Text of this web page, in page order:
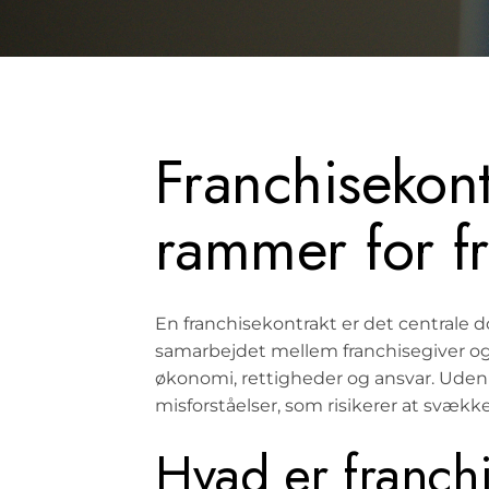
rammer for
En franchisekontrakt er det centrale
samarbejdet mellem franchisegiver
økonomi, rettigheder og ansvar.
misforståelser, som risikerer at